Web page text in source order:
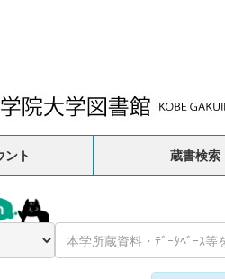
ント 蔵書検索